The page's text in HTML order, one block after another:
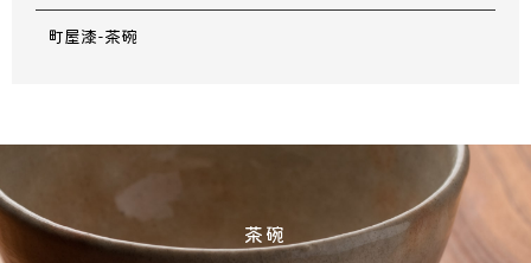
町屋漆-茶碗
茶碗